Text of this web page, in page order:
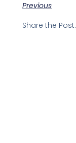
Previous
Share the Post: